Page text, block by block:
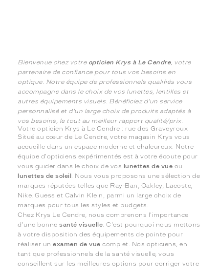
Bienvenue chez votre opticien Krys à Le Cendre, votre
partenaire de confiance pour tous vos besoins en
optique. Notre équipe de professionnels qualifiés vous
accompagne dans le choix de vos lunettes, lentilles et
autres équipements visuels. Bénéficiez d'un service
personnalisé et d'un large choix de produits adaptés à
vos besoins, le tout au meilleur rapport qualité/prix.
Votre opticien Krys à Le Cendre : rue des Graveyroux
Situé au cœur de Le Cendre, votre magasin Krys vous
accueille dans un espace moderne et chaleureux. Notre
équipe d'opticiens expérimentés est à votre écoute pour
vous guider dans le choix de vos lunettes de vue ou
lunettes de soleil . Nous vous proposons une sélection de
marques réputées telles que Ray-Ban, Oakley, Lacoste,
Nike, Guess et Calvin Klein, parmi un large choix de
marques pour tous les styles et budgets.
Chez Krys Le Cendre, nous comprenons l'importance
d'une bonnesanté visuelle . C'est pourquoi nous mettons
à votre disposition des équipements de pointe pour
réaliser unexamen de vue complet. Nos opticiens, en
tant que professionnels de la santé visuelle, vous
conseillent sur les meilleures options pour corriger votre